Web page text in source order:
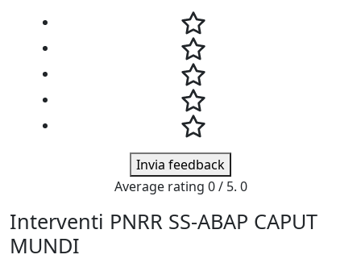
Invia feedback
Average rating 0/ 5. 0
Interventi PNRR SS-ABAP CAPUT
MUNDI